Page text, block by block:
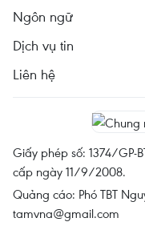
Ngôn ngữ
Dịch vụ tin
Liên hệ
Giấy phép số: 1374/GP-
cấp ngày 11/9/2008.
Quảng cáo: Phó TBT
tamvna@gmail.com